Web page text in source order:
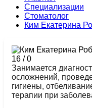
Специализации
Стоматолог
Ким Екатерина
16 /0
Занимается
осложнений,
гигиены,
терапии при